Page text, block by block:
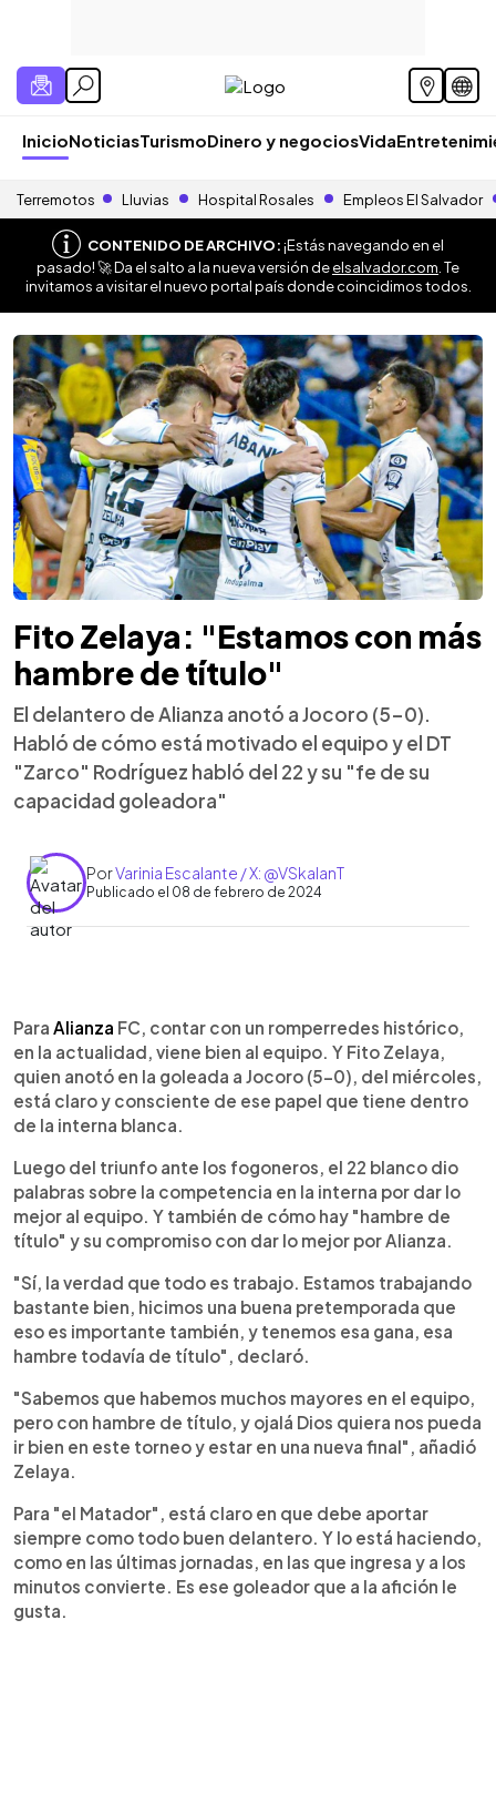
InicioNoticiasTurismoDinero y negociosVida
Terremotos Lluvias Hospital Rosales Empleos El Salvador
CONTENIDO DE ARCHIVO:¡Estás navegando en el
pasado! 🚀 Da el salto a la nueva versión deelsalvador.com . Te
invitamos a visitar el nuevo portal país donde coincidimos todos.
Fito Zelaya: "Estamos con más
hambre de título"
El delantero de Alianza anotó a Jocoro (5-0).
Habló de cómo está motivado el equipo y el DT
"Zarco" Rodríguez habló del 22 y su "fe de su
capacidad goleadora"
PorVarinia Escalante / X: @VSkalanT
Publicado el 08 de febrero de 2024
► Escuchar artículo
Para Alianza FC, contar con un romperredes histórico,
en la actualidad, viene bien al equipo. Y Fito Zelaya,
quien anotó en la goleada a Jocoro (5-0), del miércoles,
está claro y consciente de ese papel que tiene dentro
de la interna blanca.
Luego del triunfo ante los fogoneros, el 22 blanco dio
palabras sobre la competencia en la interna por dar lo
mejor al equipo. Y también de cómo hay "hambre de
título" y su compromiso con dar lo mejor por Alianza.
"Sí, la verdad que todo es trabajo. Estamos trabajando
bastante bien, hicimos una buena pretemporada que
eso es importante también, y tenemos esa gana, esa
hambre todavía de título", declaró.
"Sabemos que habemos muchos mayores en el equipo,
pero con hambre de título, y ojalá Dios quiera nos pueda
ir bien en este torneo y estar en una nueva final", añadió
Zelaya.
Para "el Matador", está claro en que debe aportar
siempre como todo buen delantero. Y lo está haciendo,
como en las últimas jornadas, en las que ingresa y a los
minutos convierte. Es ese goleador que a la afición le
gusta.